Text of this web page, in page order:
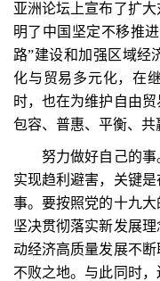
亚洲论坛上宣布了扩
明了中国坚定不移推
路”建设和加强区域经
化与贸易多元化，在
时，也在为维护自由
包容、普惠、平衡、共
努力做好自己的事
实现趋利避害，关键
事。要按照党的十九大
坚决贯彻落实新发展
动经济高质量发展不
不败之地。与此同时